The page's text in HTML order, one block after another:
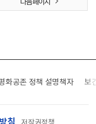
화공존 정책 설명책자 보
침